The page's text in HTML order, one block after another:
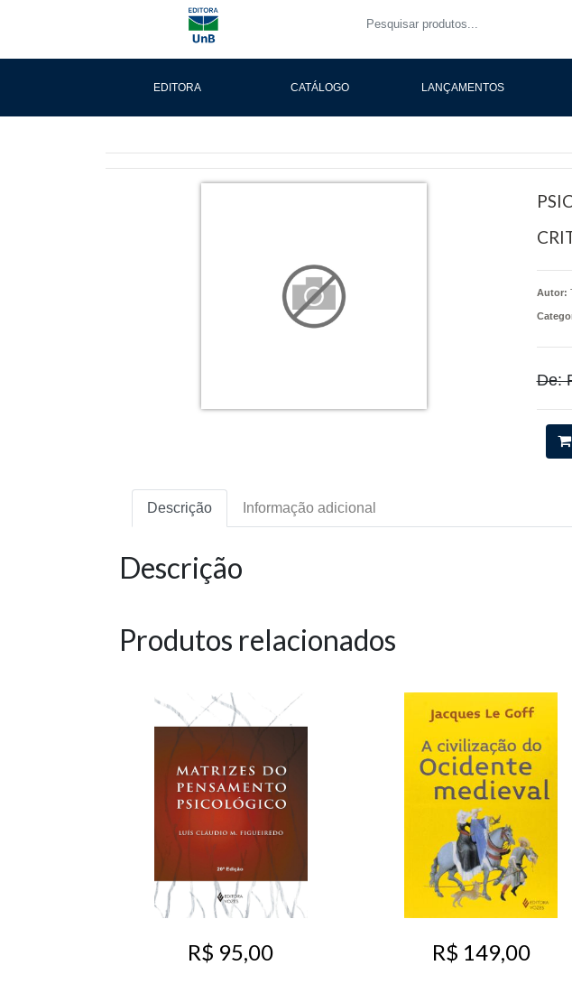
EDITORA CATÁLOGO LANÇAMENTOS
Autor:
De:
Descrição Informação adicional
Descrição
Produtos relacionados
R$ 95,00 R$ 149,00